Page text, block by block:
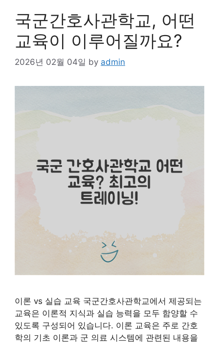
국군간호사관학교, 어떤
교육이 이루어질까요?
2026년 02월 04일 by admin
이론 vs 실습 교육 국군간호사관학교에서 제공되는
교육은 이론적 지식과 실습 능력을 모두 함양할 수
있도록 구성되어 있습니다. 이론 교육은 주로 간호
학의 기초 이론과 군 의료 시스템에 관련된 내용을